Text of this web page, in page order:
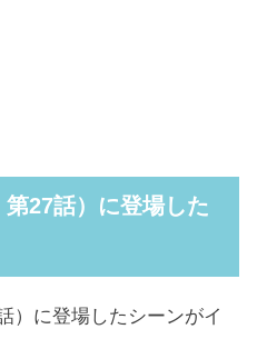
27話）に登場した
）に登場したシーンがイ